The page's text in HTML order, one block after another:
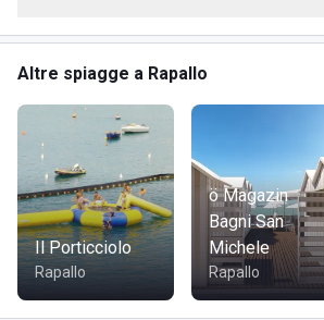
Sala giochi
Bar e ristorante con pietanze di
specialità locali
Istruttori di sub e nuoto con corsi
DOVE SI TROVA BAGNI BRISTOL
I Bagni Bristol si trovano in Via
lungo il pittoresco lungomare della
Altre spiagge a Rapallo
Il Porticciolo
Rapallo
ö Magazin
Bagni San
Michele
Rapallo